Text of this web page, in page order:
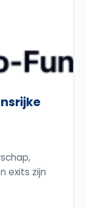
exits zijn